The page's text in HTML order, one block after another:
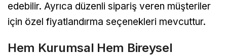
edebilir. Ayrıca düzenli sipariş veren müşteriler
için özel fiyatlandırma seçenekleri mevcuttur.
Hem Kurumsal Hem Bireysel